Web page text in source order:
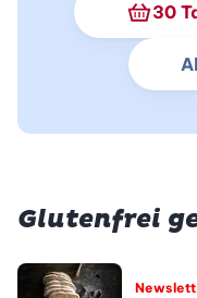
30
Glutenfrei